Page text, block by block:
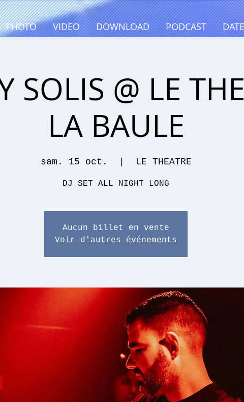
PHOTO VIDEO DOWNLOAD PODCAST DATE
SOLIS @ LE
LA BAULE
sam. 15 oct. LE THEATRE
DJ SET ALL NIGHT LONG
Aucun billet en vente
Voir d'autres événements